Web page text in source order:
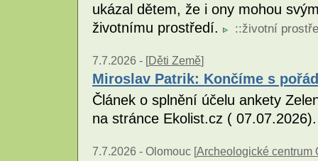
ukázal dětem, že i ony mohou
životnímu prostředí.
::životní
7.7.2026 - [Děti Země]
Miroslav Patrik: Končíme s
Článek o splnění účelu ankety
na stránce Ekolist.cz (
7.7.2026 - Olomouc [Archeologické centrum